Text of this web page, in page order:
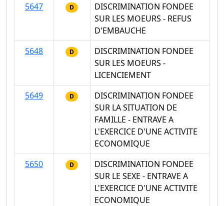
5647
D
DISCRIMINATION FONDEE
SUR LES MOEURS - REFUS
D'EMBAUCHE
5648
D
DISCRIMINATION FONDEE
SUR LES MOEURS -
LICENCIEMENT
5649
D
DISCRIMINATION FONDEE
SUR LA SITUATION DE
FAMILLE - ENTRAVE A
L'EXERCICE D'UNE ACTIVITE
ECONOMIQUE
5650
D
DISCRIMINATION FONDEE
SUR LE SEXE - ENTRAVE A
L'EXERCICE D'UNE ACTIVITE
ECONOMIQUE